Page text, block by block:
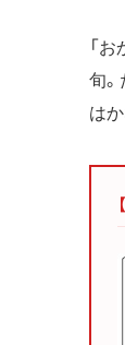
「
旬
は